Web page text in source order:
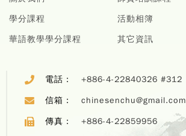
學分課程
華語教學學分課程
活動相簿
其它資訊
電話： +886-4-22840326 #312
信箱： chinesenchu@gmail.com
傳真： +886-4-22859956